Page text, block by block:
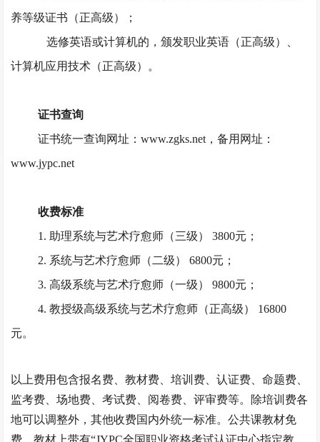
养等级证书（正高级）；
选修英语或计算机的，颁发职业英语（正高级）、
计算机应用技术（正高级）。
证书查询
证书统一查询网址： www.zgks.net，备用网址：
www.jypc.net
收费标准
1. 助理系统与艺术疗愈师（三级） 3800元；
2. 系统与艺术疗愈师（二级） 6800元；
3. 高级系统与艺术疗愈师（一级） 9800元；
4. 教授级高级系统与艺术疗愈师（正高级） 16800
元。
以上费用包含报名费、教材费、培训费、认证费、命题费、
监考费、场地费、考试费、阅卷费、评审费等。除培训费各
地可以调整外，其他收费国内外统一标准。公共课教材免
费，教材上带有“JYPC全国职业资格考试认证中心指定教